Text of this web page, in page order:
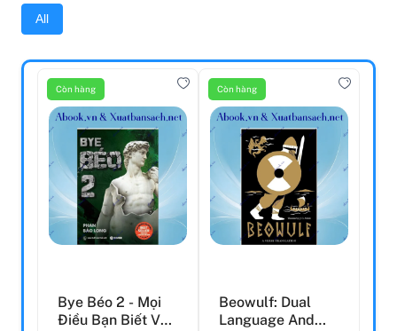
All
Còn hàng
Bye Béo 2 - Mọi
Điều Bạn Biết Về
Còn hàng
Beowulf: Dual
Language And